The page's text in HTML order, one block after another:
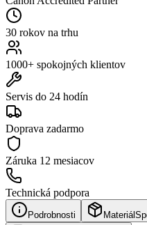
30 rokov na trhu
1000+ spokojných klientov
Servis do 24 hodín
Doprava zadarmo
Záruka 12 mesiacov
Technická podpora
Podrobnosti Materiál